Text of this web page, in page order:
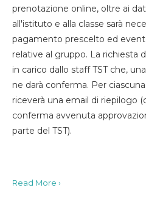
prenotazione online, oltre ai
all'istituto e alla classe sarà
pagamento prescelto ed
relative al gruppo. La richiesta
in carico dallo staff TST che,
ne darà conferma. Per
riceverà una email di riepilogo
conferma avvenuta
parte del TST).
Read More ›